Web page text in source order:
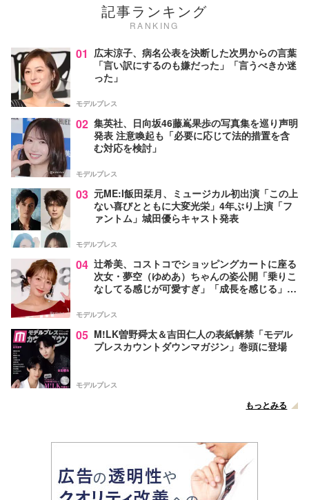
記事ランキング
RANKING
01 広末涼子、病名公表を決断した次男からの言葉
「言い訳にするのも嫌だった」「言うべきか迷
った」
モデルプレス
02 集英社、日向坂46藤嶌果歩の写真集を巡り声明
発表 注意喚起も「必要に応じて法的措置を含
む対応を検討」
モデルプレス
03 元ME:I飯田栞月、ミュージカル初出演「この上
ない喜びとともに大変光栄」4年ぶり上演「フ
ァントム」城田優らキャスト発表
モデルプレス
04 辻希美、コストコでショッピングカートに座る
次女・夢空（ゆめあ）ちゃんの姿公開「乗りこ
なしてる感じが可愛すぎ」「成長を感じる」の
モデルプレス
05 M!LK曽野舜太＆吉田仁人の表紙解禁「モデル
プレスカウントダウンマガジン」巻頭に登場
モデルプレス
もっとみる